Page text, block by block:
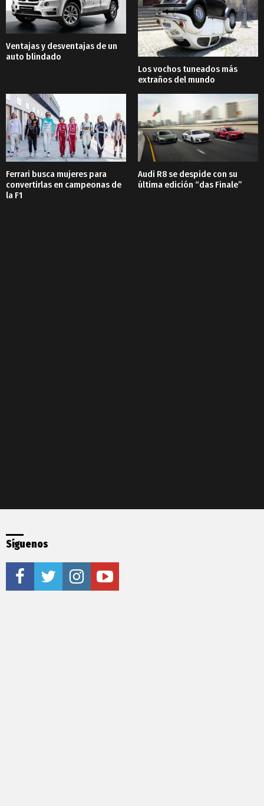
Ventajas y desventajas de un
auto blindado
Los vochos tuneados más
extraños del mundo
Ferrari busca mujeres para
convertirlas en campeonas de
la F1
Audi R8 se despide con su
última edición “das Finale”
Síguenos
facebooktwitter instagramyoutube